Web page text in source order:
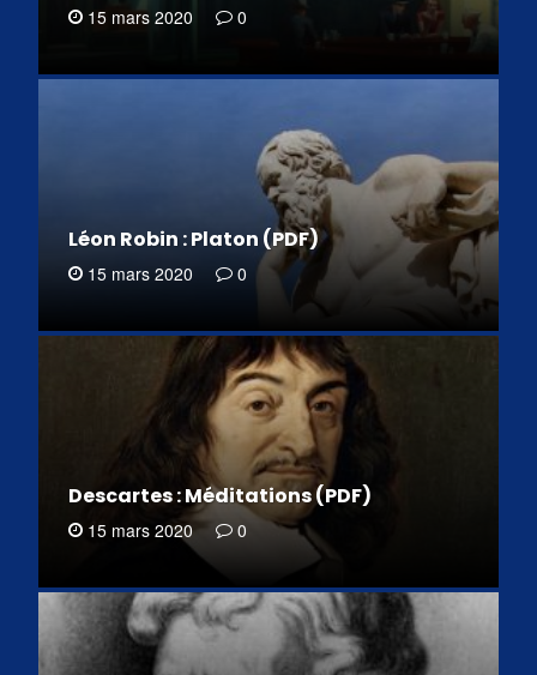
15 mars 2020 0
Léon Robin : Platon (PDF)
15 mars 2020 0
Descartes : Méditations (PDF)
15 mars 2020 0